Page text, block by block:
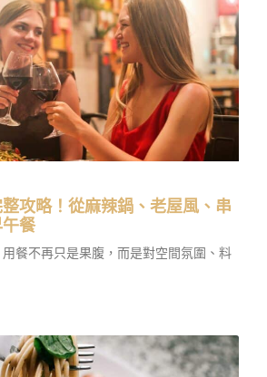
攻略！從麻辣鍋、老屋風、串
餐
餐不再只是果腹，而是對空間氛圍、料